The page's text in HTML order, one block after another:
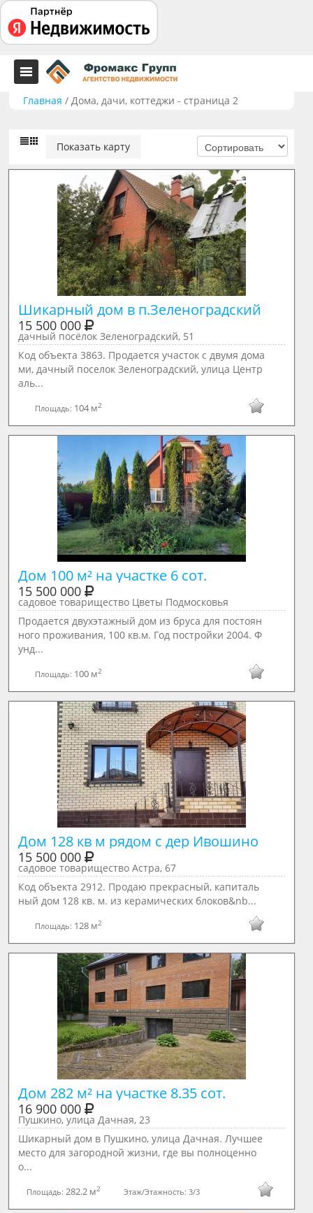
Главная /Дома, дачи, коттеджи - страница 2
Показать карту
Шикарный дом в п.Зеленоградский
15 500 000
дачный посёлок Зеленоградский, 51
Код объекта 3863. Продается участок с двумя дома
ми, дачный поселок Зеленоградский, улица Центр
аль...
Площадь: 104 м2
Дом 100 м² на участке 6 сот.
15 500 000
садовое товарищество Цветы Подмосковья
Продается двухэтажный дом из бруса для постоян
ного проживания, 100 кв.м. Год постройки 2004. Ф
унд...
Площадь: 100 м2
Дом 128 кв м рядом с дер Ивошино
15 500 000
садовое товарищество Астра, 67
Код объекта 2912. Продаю прекрасный, капиталь
ный дом 128 кв. м. из керамических блоков&nb...
Площадь: 128 м2
Дом 282 м² на участке 8.35 сот.
16 900 000
Пушкино, улица Дачная, 23
Шикарный дом в Пушкино, улица Дачная. Лучшее
место для загородной жизни, где вы полноценно
о...
Площадь: 282.2 м2 Этаж/Этажность: 3/3